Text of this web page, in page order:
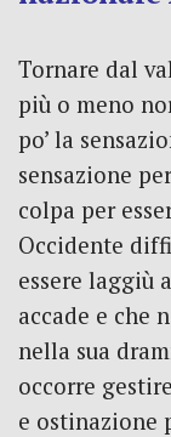
Tornare dal
più o meno
po’ la
sensazione
colpa per
Occidente
essere laggiù
accade e che
nella sua
occorre
e ostinazione